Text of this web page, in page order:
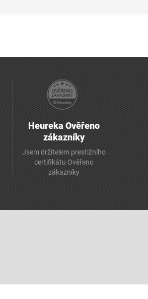
Heureka Ověřeno
zákazníky
Jsem držitelem prestižního
certifikátu Ověřeno
zákazníky